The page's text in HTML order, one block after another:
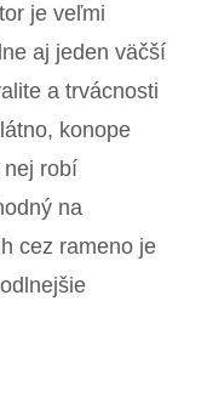
je veľmi
aj jeden väčší
a trvácnosti
konope
robí
na
cez rameno je